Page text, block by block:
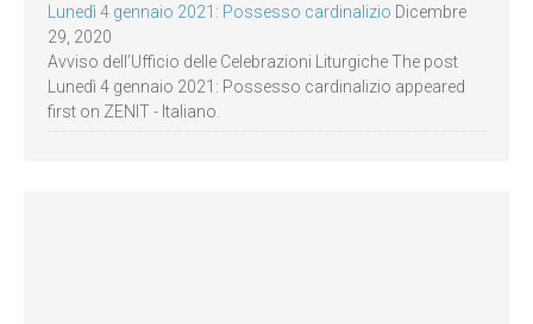
Lunedì 4 gennaio 2021: Possesso cardinalizio Dicembre
29, 2020
Avviso dell’Ufficio delle Celebrazioni Liturgiche The post
Lunedì 4 gennaio 2021: Possesso cardinalizio appeared
first on ZENIT - Italiano.